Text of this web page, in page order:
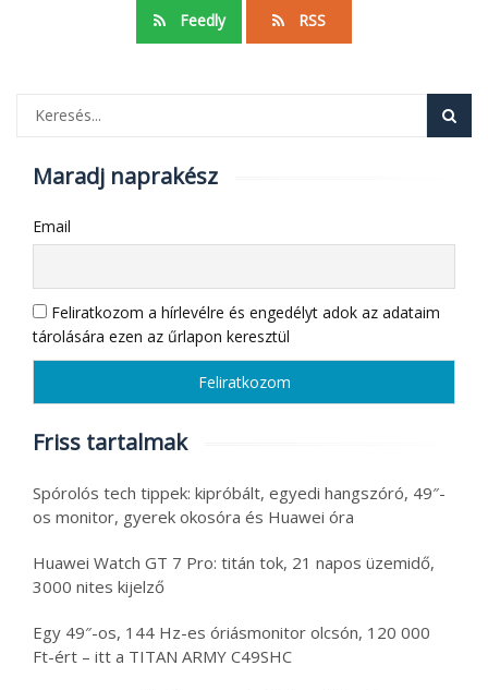
Feedly RSS
Maradj naprakész
Email
Feliratkozom a hírlevélre és engedélyt adok az adataim
tárolására ezen az űrlapon keresztül
Friss tartalmak
Spórolós tech tippek: kipróbált, egyedi hangszóró, 49″-
os monitor, gyerek okosóra és Huawei óra
Huawei Watch GT 7 Pro: titán tok, 21 napos üzemidő,
3000 nites kijelző
Egy 49″-os, 144 Hz-es óriásmonitor olcsón, 120 000
Ft-ért – itt a TITAN ARMY C49SHC